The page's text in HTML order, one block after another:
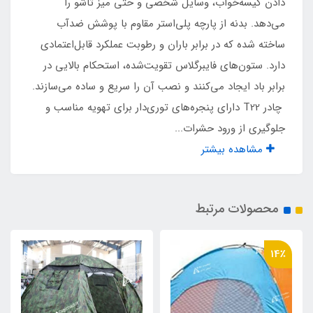
۵۰۰۰ گرم
مناسب برای نشستن
مناسب برای خواب
۴ نفر
مناسب برای
استفاده در کمپهای طبیعت‌گردی و جنگل و کویر و
می‌دهد. بدنه از پارچه پلی‌استر مقاوم با پوشش ضدآب
ساخته شده که در برابر باران و رطوبت عملکرد قابل‌اعتمادی
دارد. ستون‌های فایبرگلاس تقویت‌شده، استحکام بالایی در
برابر باد ایجاد می‌کنند و نصب آن را سریع و ساده می‌سازند.
چادر T22 دارای پنجره‌های توری‌دار برای تهویه مناسب و
جلوگیری از ورود حشرات...
مشاهده بیشتر
محصولات مرتبط
14٪